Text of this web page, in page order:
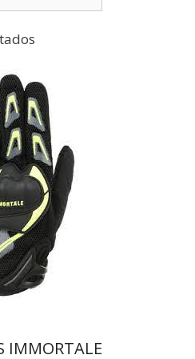
IMMORTALE